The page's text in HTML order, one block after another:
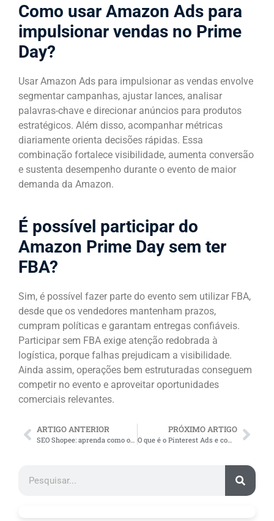
Como usar Amazon Ads para
impulsionar vendas no Prime
Day?
Usar Amazon Ads para impulsionar as vendas envolve
segmentar campanhas, ajustar lances, analisar
palavras-chave e direcionar anúncios para produtos
estratégicos. Além disso, acompanhar métricas
diariamente orienta decisões rápidas. Essa
combinação fortalece visibilidade, aumenta conversão
e sustenta desempenho durante o evento de maior
demanda da Amazon.
É possível participar do
Amazon Prime Day sem ter
FBA?
Sim, é possível fazer parte do evento sem utilizar FBA,
desde que os vendedores mantenham prazos,
cumpram políticas e garantam entregas confiáveis.
Participar sem FBA exige atenção redobrada à
logística, porque falhas prejudicam a visibilidade.
Ainda assim, operações bem estruturadas conseguem
competir no evento e aproveitar oportunidades
comerciais relevantes.
ARTIGO ANTERIOR
SEO Shopee: aprenda como otimizar títulos e ser mais visto
PRÓXIMO ARTIGO
O que é o Pinterest Ads e como usar a ferramenta?